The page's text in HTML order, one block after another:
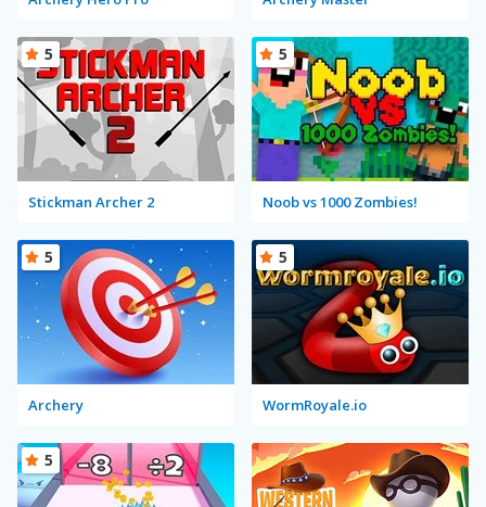
Stickman Archer 2
5
Noob vs 1000 Zombies!
5
Archery
5
WormRoyale.io
5
5